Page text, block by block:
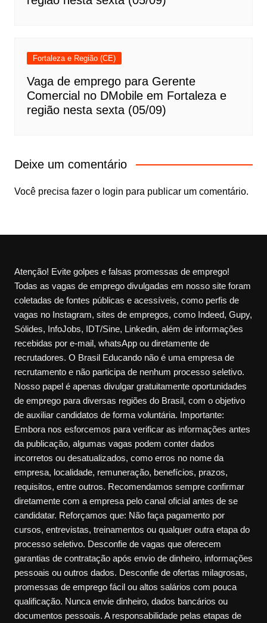
Fortaleza e Região (CE)
Vaga de emprego para Gerente
Comercial no DMobile em Fortaleza e
região nesta sexta (05/09)
Deixe um comentário
Você precisa fazer o login para publicar um comentário.
Atenção! Evite golpes e falsas promessas de emprego!
Todas as vagas de emprego divulgadas em nosso site foram
coletadas de fontes públicas e acessíveis, como perfis de
vagas no Instagram, sites de empregos, como Indeed, Gupy,
Sólides, InfoJobs, IDT/Sine, Linkedin, além de informações
recebidas por e-mail, whatsApp ou diretamente de
recrutadores. O Brasil Educando não é uma empresa de
recrutamento e não participa de nenhum processo seletivo.
Nosso papel é apenas divulgar gratuitamente oportunidades
de emprego para diversas regiões do Brasil, com o objetivo
de auxiliar candidatos de forma voluntária. Importante:
Embora nos esforcemos para verificar as informações antes
da publicação, algumas vagas podem conter dados
incorretos ou desatualizados, como erros no nome da
empresa, localidade, remuneração, benefícios, prazos,
requisitos, entre outros. Recomendamos sempre confirmar
diretamente com a empresa pelo canal oficial antes de se
candidatar. Reforçamos que: Não faça pagamento por
cursos, entrevistas, treinamentos ou qualquer outra etapa do
processo seletivo. Desconfie de vagas que oferecem
garantias de contratação após envio de dinheiro, informações
pessoais ou outros dados. Desconfie de ofertas milagrosas,
promessas de emprego fácil ou altos salários com pouca
qualificação. Nunca envie dinheiro, dados bancários ou
documentos pessoais. A responsabilidade pelas etapas de